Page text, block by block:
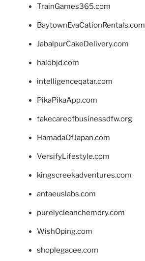
TrainGames365.com
BaytownEvaCationRentals.com
JabalpurCakeDelivery.com
halobjd.com
intelligenceqatar.com
PikaPikaApp.com
takecareofbusinessdfw.org
HamadaOfJapan.com
VersifyLifestyle.com
kingscreekadventures.com
antaeuslabs.com
purelycleanchemdry.com
WishOping.com
shoplegacee.com